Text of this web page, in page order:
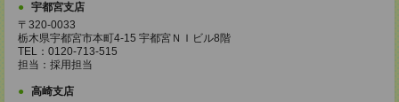
宇都宮支店
〒320-0033
栃木県宇都宮市本町4-15 宇都宮ＮＩビル8階
TEL：0120-713-515
担当：採用担当
高崎支店